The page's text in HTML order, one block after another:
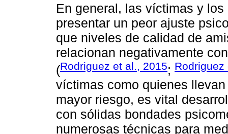
En general, las víctimas y
presentar un peor ajuste
que niveles de calidad de
relacionan negativamente
(Rodriguez et al., 2015; Rodriguez
víctimas como quienes
mayor riesgo, es vital
con sólidas bondades
numerosas técnicas para